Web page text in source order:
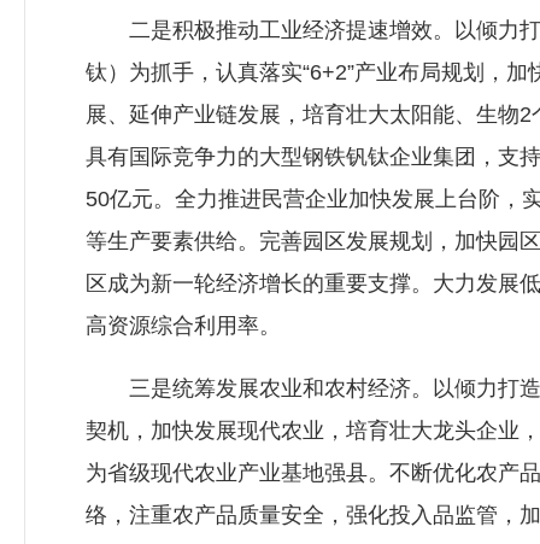
二是积极推动工业经济提速增效。以倾力打
钛）为抓手，认真落实“6+2”产业布局规划，
展、延伸产业链发展，培育壮大太阳能、生物
具有国际竞争力的大型钢铁钒钛企业集团，支
50亿元。全力推进民营企业加快发展上台阶，
等生产要素供给。完善园区发展规划，加快园
区成为新一轮经济增长的重要支撑。大力发展
高资源综合利用率。
三是统筹发展农业和农村经济。以倾力打造
契机，加快发展现代农业，培育壮大龙头企业
为省级现代农业产业基地强县。不断优化农产
络，注重农产品质量安全，强化投入品监管，